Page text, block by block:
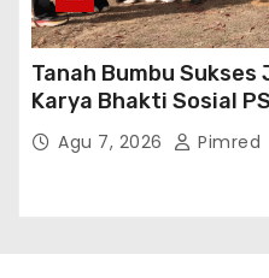
Tanah Bumbu Sukses
Karya Bhakti Sosial
Selatan
Agu 7, 2026 Pimred